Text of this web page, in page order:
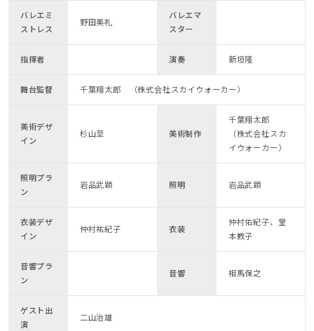
バレエミ
ストレス
野田美礼
バレエマ
スター
指揮者 演奏 新垣隆
舞台監督 千葉翔太郎 （株式会社スカイウォーカー）
美術デザ
イン
杉山至 美術制作
千葉翔太郎
（株式会社スカ
イウォーカー）
照明プラ
ン
岩品武顕 照明 岩品武顕
衣装デザ
イン
仲村祐紀子 衣装
仲村佑紀子、堂
本教子
音響プラ
ン
音響 相馬保之
ゲスト出
演
二山治雄